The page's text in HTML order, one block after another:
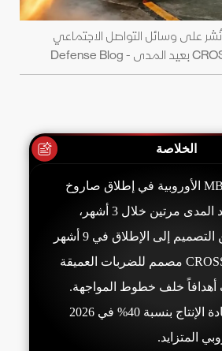
على وسائل التواصل الاجتماعي
الخلاصة
نجحت شركة MBDA الأوروبية في إطلاق صاروخ
CROSSBOW بعيد المدى مرتين خلال 3 أشهر،
مطورة السلاح من التصميم إلى الإطلاق في 9 أشهر
عام 2025. CROSSBOW مصمم للضربات العميقة
أهدافاً خلف خطوط المواجهة.
الشركة تخطط زيادة الإنتاج بنسبة 40% في 2026
المتزايد.